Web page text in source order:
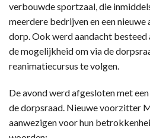
verbouwde sportzaal, die
meerdere bedrijven en een
dorp. Ook werd aandacht besteed
de mogelijkheid om via de
reanimatiecursus te volgen.
De avond werd afgesloten met
de dorpsraad. Nieuwe voorzitter
aanwezigen voor hun